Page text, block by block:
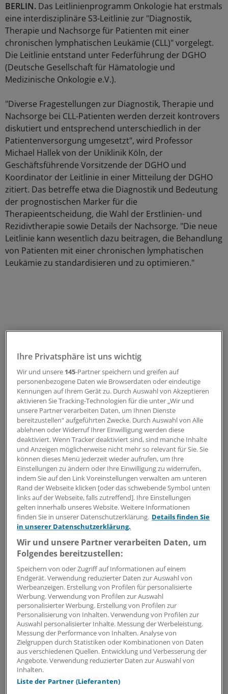
BERLIN. Das Leitlinienprogramm Onkologie hat erstmals
eine interdisziplinäre S3-Leitlinie zur "Diagnostik,
Therapie und Nachsorge für Patienten mit einer
chronischen lymphatischen Leukämie (CLL)" vorgelegt.
Die Leitlinie entstand unter Federführung der DGHO
(Deutsche Gesellschaft für Hämatologie und
Medizinische Onkologie e.V.).
"Diverse Fragestellungen zur Diagnostik, Therapie und
Nachsorge bei CLL-Patienten werden derzeit kontrovers
diskutiert und entsprechend unterschiedlich in der
Patientenversorgung umgesetzt", wird Professor
Michael Hallek von der Uniklinik Köln, der
Geschäftsführende Vorsitzende der DGHO und
Koordinator der Leitlinie in einer Mitteilung der DGHO
zitiert. Das betreffe etwa die Diagnostik und Bedeutung
der prognostischen Marker für die
Therapieentscheidung, die Wahl der Erstlinien- und
Rezidivtherapie sowie Details der Nachsorge. "Die neue
Leitlinie kann wesentlich dazu beitragen, die Behandlung
von Patienten mit einer chronischen lymphatischen
Leukämie zu standardisieren und zu optimieren."
Neben den konkreten Empfehlungen zu den einzelnen
Fragestellungen haben die Autoren der Leitlinie
spezifische Qualitätsziele abgeleitet.
Das sind die vier Qualitätsziele bei CLL
Initialdiagnostik:Neben Anamnese und
körperlicher Untersuchung sollen Gesamtzahl
der Leukozyten und Anteil an Lymphozyten im
Differentialblutbild bestimmt sowie eine
Immunophänotypisierung durchgeführt werden.
Indikationsstellung:
fortschreitenden CLL oder eines Rezidivs soll vor
Therapiebeginn und vor jeder
Therapieänderung zeitnah eine umfassende
Diagnostik erfolgen. Dazu zählt auch die
Bestimmung des TP53-Deletions- und
Mutationsstatus. So lassen sich Patienten
identifizieren, die häufig nicht ausreichend auf
Standardtherapien ansprechen.
Erstlinienbehandlung:
Kontraindikation für eine Antikörpertherapie
Ihre Privatsphäre ist uns wichtig
Wir und unsere 145-Partner speichern und greifen auf
personenbezogene Daten wie Browserdaten oder eindeutige
Kennungen auf Ihrem Gerät zu. Durch Auswahl von Akzeptieren
aktivieren Sie Tracking-Technologien für die unter „Wir und
unsere Partner verarbeiten Daten, um Ihnen Dienste
bereitzustellen“ aufgeführten Zwecke. Durch Auswahl von Alle
ablehnen oder Widerruf Ihrer Einwilligung werden diese
deaktiviert. Wenn Tracker deaktiviert sind, sind manche Inhalte
und Anzeigen möglicherweise nicht mehr so relevant für Sie. Sie
können dieses Menü jederzeit wieder aufrufen, um Ihre
Einstellungen zu ändern oder Ihre Einwilligung zu widerrufen,
indem Sie auf den Link Voreinstellungen verwalten am unteren
Rand der Webseite klicken [oder das schwebende Symbol unten
links auf der Webseite, falls zutreffend]. Ihre Einstellungen
gelten innerhalb unseres Website. Weitere Informationen
finden Sie in unserer Datenschutzerklärung. Details finden Sie
in unserer Datenschutzerklärung.
Wir und unsere Partner verarbeiten Daten, um
Folgendes bereitzustellen:
Speichern von oder Zugriff auf Informationen auf einem
Endgerät. Verwendung reduzierter Daten zur Auswahl von
Werbeanzeigen. Erstellung von Profilen für personalisierte
Werbung. Verwendung von Profilen zur Auswahl
personalisierter Werbung. Erstellung von Profilen zur
Personalisierung von Inhalten. Verwendung von Profilen zur
Auswahl personalisierter Inhalte. Messung der Werbeleistung.
Messung der Performance von Inhalten. Analyse von
Zielgruppen durch Statistiken oder Kombinationen von Daten
aus verschiedenen Quellen. Entwicklung und Verbesserung der
Angebote. Verwendung reduzierter Daten zur Auswahl von
Inhalten.
Liste der Partner (Lieferanten)